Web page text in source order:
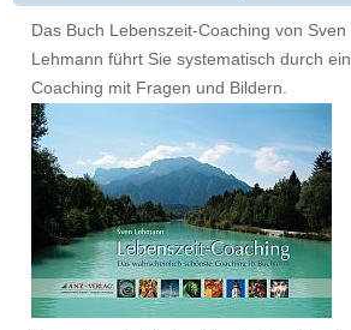
Das Buch Lebenszeit-Coaching von Sven
Lehmann führt Sie systematisch durch ein
Coaching mit Fragen und Bildern.